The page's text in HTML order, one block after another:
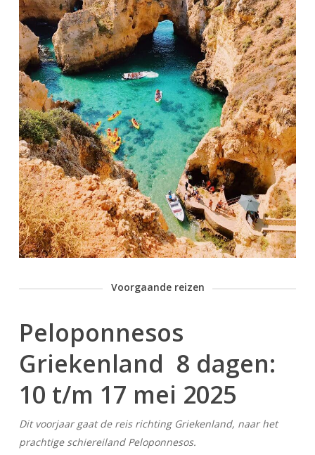
Voorgaande reizen
Peloponnesos
Griekenland 8 dagen:
10 t/m 17 mei 2025
Dit voorjaar gaat de reis richting Griekenland, naar het
prachtige schiereiland Peloponnesos.